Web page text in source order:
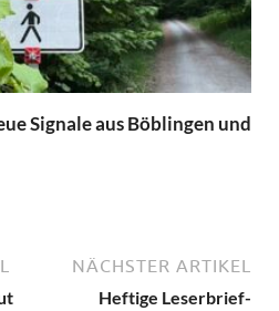
Signale aus Böblingen und
NÄCHSTER ARTIKEL
Heftige Leserbrief-